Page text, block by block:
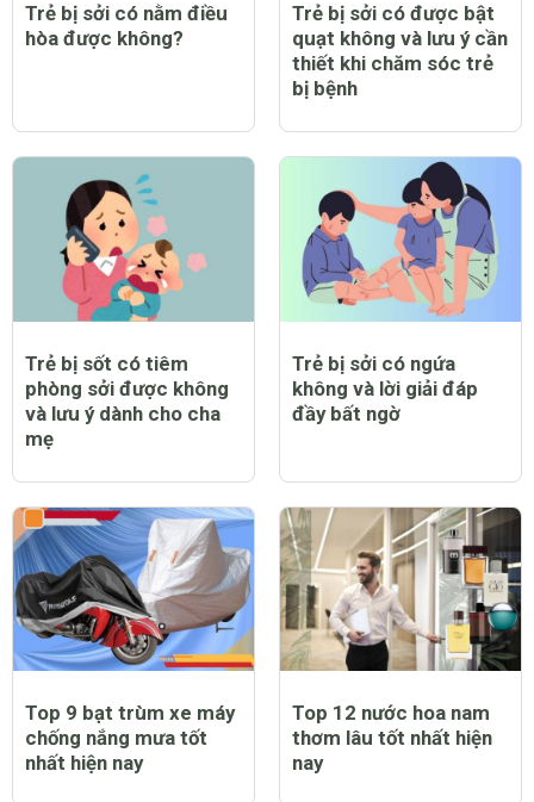
Trẻ bị sởi có nằm điều
hòa được không?
Trẻ bị sởi có được bật
quạt không và lưu ý cần
thiết khi chăm sóc trẻ
bị bệnh
Trẻ bị sốt có tiêm
phòng sởi được không
và lưu ý dành cho cha
mẹ
Trẻ bị sởi có ngứa
không và lời giải đáp
đầy bất ngờ
Top 9 bạt trùm xe máy
chống nắng mưa tốt
nhất hiện nay
Top 12 nước hoa nam
thơm lâu tốt nhất hiện
nay